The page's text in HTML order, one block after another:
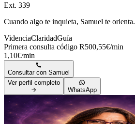
Ext. 339
Cuando algo te inquieta, Samuel te orienta.
VidenciaClaridadGuía
Primera consulta código R500,55€/min
1,10€/min
Consultar con Samuel
Ver perfil completo
WhatsApp